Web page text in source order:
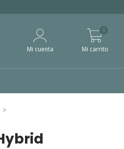
Mi cuenta Mi carrito
0
>